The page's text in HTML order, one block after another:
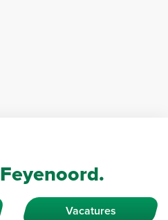
Feyenoord.
Vacatures